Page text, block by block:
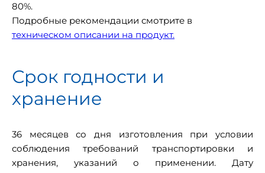
80%.
Подробные рекомендации смотрите в
техническом описании на продукт.
Срок годности и
хранение
36 месяцев со дня изготовления при условии
соблюдения требований транспортировки и
хранения, указаний о применении. Дату